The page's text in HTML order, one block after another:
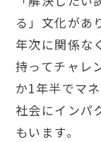
る」文化があ
年次に関係な
持ってチャレ
か1年半でマ
社会にインパ
もいます。